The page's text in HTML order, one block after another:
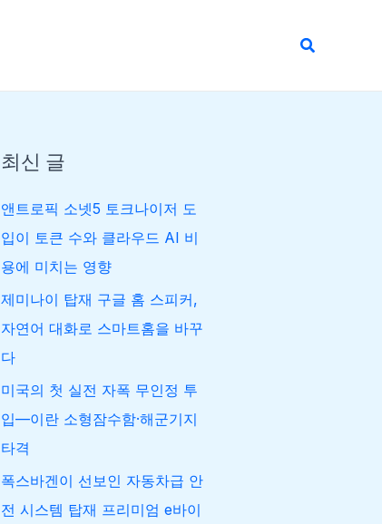
검
최신 글
앤트로픽 소넷5 토크나이저 도
입이 토큰 수와 클라우드 AI 비
용에 미치는 영향
제미나이 탑재 구글 홈 스피커,
자연어 대화로 스마트홈을 바꾸
다
미국의 첫 실전 자폭 무인정 투
입—이란 소형잠수함·해군기지
타격
폭스바겐이 선보인 자동차급 안
전 시스템 탑재 프리미엄 e바이